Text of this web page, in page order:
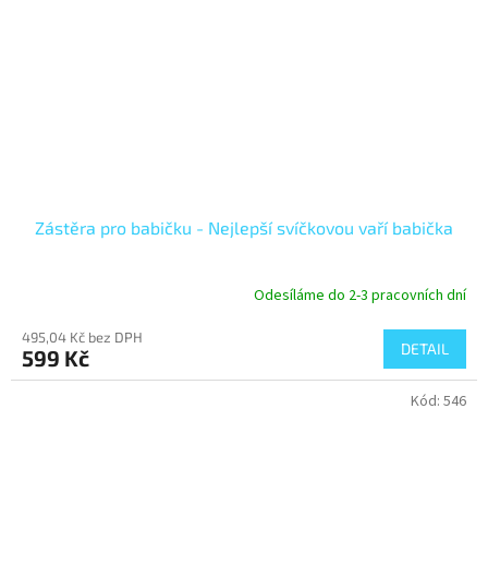
Zástěra pro babičku - Nejlepší svíčkovou vaří babička
Odesíláme do 2-3 pracovních dní
495,04 Kč bez DPH
599 Kč DETAIL
Kód: 546